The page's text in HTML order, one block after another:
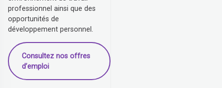
professionnel ainsi que des
opportunités de
développement personnel.
Consultez nos offres
d’emploi